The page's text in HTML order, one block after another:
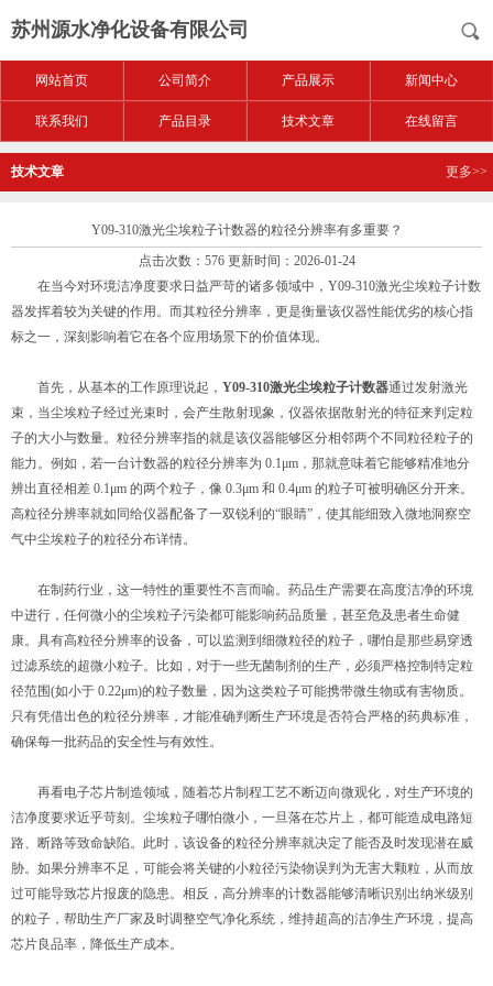
苏州源水净化设备有限公司
网站首页 公司简介 产品展示 新闻中心
联系我们 产品目录 技术文章 在线留言
技术文章 更多>>
Y09-310激光尘埃粒子计数器的粒径分辨率有多重要？
点击次数：576 更新时间：2026-01-24
在当今对环境洁净度要求日益严苛的诸多领域中，Y09-310激光尘埃粒子计数
器发挥着较为关键的作用。而其粒径分辨率，更是衡量该仪器性能优劣的核心指
标之一，深刻影响着它在各个应用场景下的价值体现。
首先，从基本的工作原理说起， Y09-310激光尘埃粒子计数器通过发射激光
束，当尘埃粒子经过光束时，会产生散射现象，仪器依据散射光的特征来判定粒
子的大小与数量。粒径分辨率指的就是该仪器能够区分相邻两个不同粒径粒子的
能力。例如，若一台计数器的粒径分辨率为 0.1μm，那就意味着它能够精准地分
辨出直径相差 0.1μm 的两个粒子，像 0.3μm 和 0.4μm 的粒子可被明确区分开来。
高粒径分辨率就如同给仪器配备了一双锐利的“眼睛”，使其能细致入微地洞察空
气中尘埃粒子的粒径分布详情。
在制药行业，这一特性的重要性不言而喻。药品生产需要在高度洁净的环境
中进行，任何微小的尘埃粒子污染都可能影响药品质量，甚至危及患者生命健
康。具有高粒径分辨率的设备，可以监测到细微粒径的粒子，哪怕是那些易穿透
过滤系统的超微小粒子。比如，对于一些无菌制剂的生产，必须严格控制特定粒
径范围(如小于 0.22μm)的粒子数量，因为这类粒子可能携带微生物或有害物质。
只有凭借出色的粒径分辨率，才能准确判断生产环境是否符合严格的药典标准，
确保每一批药品的安全性与有效性。
再看电子芯片制造领域，随着芯片制程工艺不断迈向微观化，对生产环境的
洁净度要求近乎苛刻。尘埃粒子哪怕微小，一旦落在芯片上，都可能造成电路短
路、断路等致命缺陷。此时，该设备的粒径分辨率就决定了能否及时发现潜在威
胁。如果分辨率不足，可能会将关键的小粒径污染物误判为无害大颗粒，从而放
过可能导致芯片报废的隐患。相反，高分辨率的计数器能够清晰识别出纳米级别
的粒子，帮助生产厂家及时调整空气净化系统，维持超高的洁净生产环境，提高
芯片良品率，降低生产成本。